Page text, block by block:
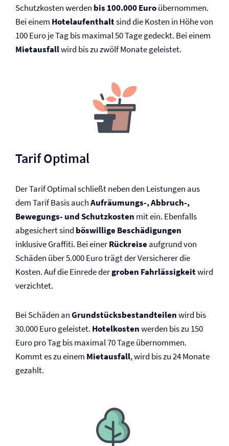
Schutzkosten werden bis 100.000 Euroübernommen.
Bei einem Hotelaufenthaltsind die Kosten in Höhe von
100 Euro je Tag bis maximal 50 Tage gedeckt. Bei einem
Mietausfallwird bis zu zwölf Monate geleistet.
Tarif Optimal
Der Tarif Optimal schließt neben den Leistungen aus
dem Tarif Basis auchAufräumungs-, Abbruch-,
Bewegungs- und Schutzkosten mit ein. Ebenfalls
abgesichert sind böswillige Beschädigungen
inklusive Graffiti. Bei einerRückreiseaufgrund von
Schäden über 5.000 Euro trägt der Versicherer die
Kosten. Auf die Einrede dergroben Fahrlässigkeitwird
verzichtet.
Bei Schäden anGrundstücksbestandteilenwird bis
30.000 Euro geleistet. Hotelkostenwerden bis zu 150
Euro pro Tag bis maximal 70 Tage übernommen.
Kommt es zu einem Mietausfall, wird bis zu 24 Monate
gezahlt.